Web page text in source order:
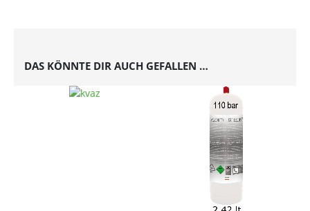
DAS KÖNNTE DIR AUCH GEFALLEN …